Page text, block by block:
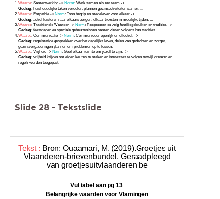
Waarde: Samenwerking ->Norm: Werk samen als een team ->
Gedrag: huishoudelijke taken verdelen, plannen gezinsactiviteiten samen, ...
Waarde: Empathie ->Norm: Toon begrip en medeleven voor elkaar ->
Gedrag: actief luisteren naar elkaars zorgen, elkaar troosten in moeilijke tijden, ...
Waarde: Traditionele Waarden ->Norm: Respecteer en volg familiegebruiken en tradities. ->
Gedrag: feestdagen en speciale gebeurtenissen samen vieren volgens hun tradities.
Waarde: Communicatie ->Norm: Communiceer openlijk en effectief. ->
Gedrag: regelmatige gesprekken over het dagelijks leven, delen van gedachten en zorgen,
gezinsvergaderingen plannen om problemen op te lossen.
Waarde: Vrijheid ->Norm: Geef elkaar ruimte om jezelf te zijn. ->
Gedrag: vrijheid krijgen om eigen keuzes te maken en interesses te volgen terwijl grenzen en
regels worden toegepast.
Slide 28 - Tekstslide
Tekst : Bron: Ouaamari, M. (2019).Groetjes uit
Vlaanderen-brievenbundel. Geraadpleegd
van groetjesuitvlaanderen.be
Vul tabel aan pg 13
Belangrijke waarden voor Vlamingen